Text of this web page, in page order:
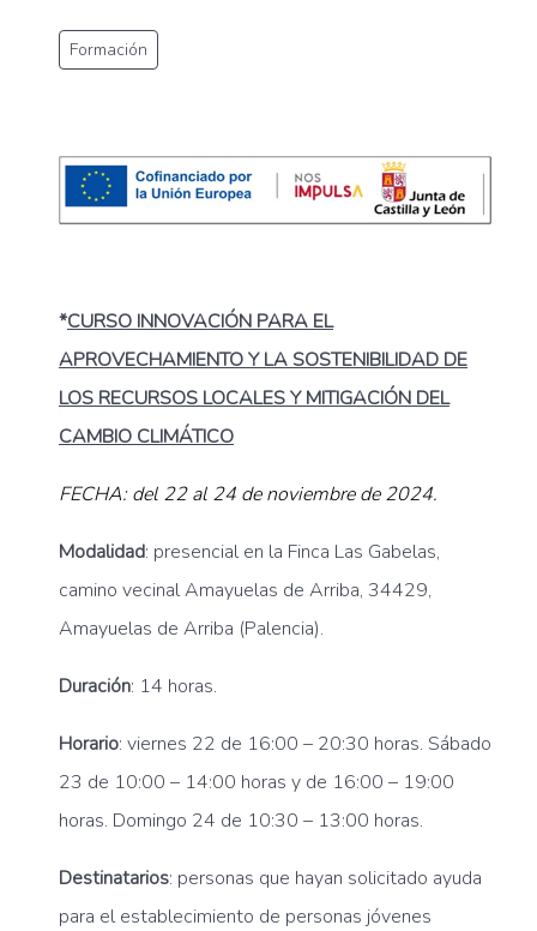
Formación
*CURSO INNOVACIÓN PARA EL
APROVECHAMIENTO Y LA SOSTENIBILIDAD DE
LOS RECURSOS LOCALES Y MITIGACIÓN DEL
CAMBIO CLIMÁTICO
FECHA: del 22 al 24 de noviembre de 2024.
Modalidad: presencial en la Finca Las Gabelas,
camino vecinal Amayuelas de Arriba, 34429,
Amayuelas de Arriba (Palencia).
Duración: 14 horas.
Horario: viernes 22 de 16:00 – 20:30 horas. Sábado
23 de 10:00 – 14:00 horas y de 16:00 – 19:00
horas. Domingo 24 de 10:30 – 13:00 horas.
Destinatarios: personas que hayan solicitado ayuda
para el establecimiento de personas jóvenes